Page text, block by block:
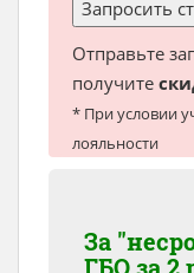
Отправьте
получите
* При условии
лояльности
За